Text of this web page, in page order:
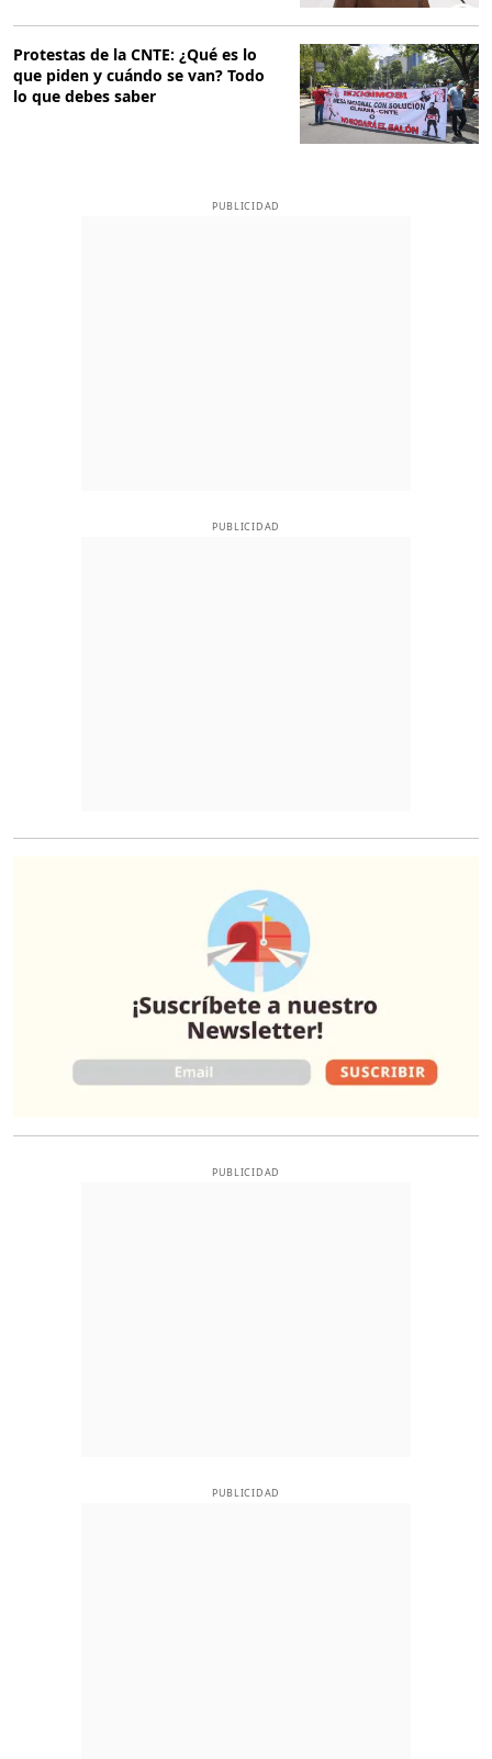
Protestas de la CNTE: ¿Qué es lo
que piden y cuándo se van? Todo
lo que debes saber
PUBLICIDAD
PUBLICIDAD
PUBLICIDAD
PUBLICIDAD